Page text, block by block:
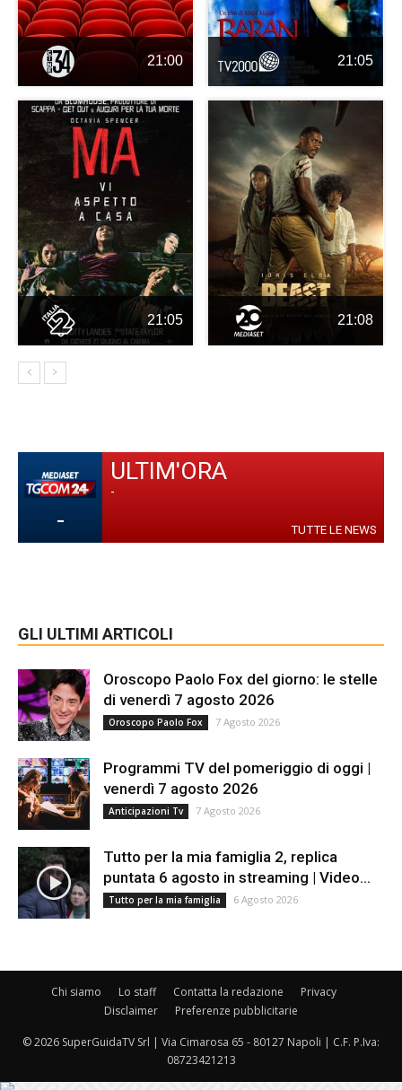
21:00 21:05
21:05 21:08
-
ULTIM'ORA
-
TUTTE LE NEWS
GLI ULTIMI ARTICOLI
Oroscopo Paolo Fox del giorno: le stelle
di venerdì 7 agosto 2026
Oroscopo Paolo Fox 7 Agosto 2026
Programmi TV del pomeriggio di oggi |
venerdì 7 agosto 2026
Anticipazioni Tv 7 Agosto 2026
Tutto per la mia famiglia 2, replica
puntata 6 agosto in streaming | Video...
Tutto per la mia famiglia 6 Agosto 2026
Chi siamo Lo staff Contatta la redazione
Privacy
Disclaimer
Preferenze pubblicitarie
© 2026 SuperGuidaTV Srl | Via Cimarosa 65 - 80127 Napoli | C.F. P.Iva:
08723421213